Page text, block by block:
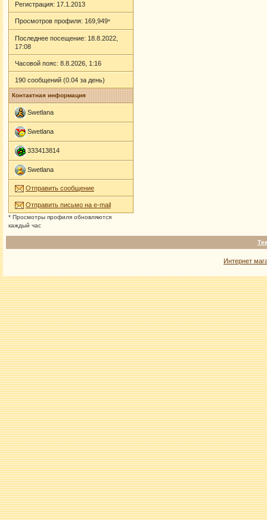
Регистрация: 17.1.2013
Просмотров профиля: 169,949*
Последнее посещение: 18.8.2022,
17:08
Часовой пояс: 8.8.2026, 1:16
190 сообщений (0.04 за день)
Контактная информация
Swetlana
Swetlana
333413814
Swetlana
Отправить сообщение
Отправить письмо на e-mail
* Просмотры профиля обновляются
каждый час
Интернет